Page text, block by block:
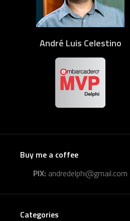
André Luis Celestino
Buy me a coffee
PIX: andredelphi@gmail.com
Categories